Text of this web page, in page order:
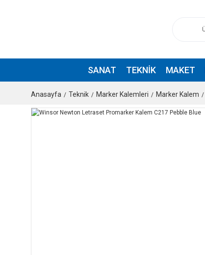
SANAT TEKNIK MAKET
Anasayfa Teknik Marker Kalemleri Marker Kalem